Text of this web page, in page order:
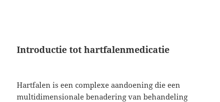
Introductie tot hartfalenmedicatie
Hartfalen is een complexe aandoening die een
multidimensionale benadering van behandeling